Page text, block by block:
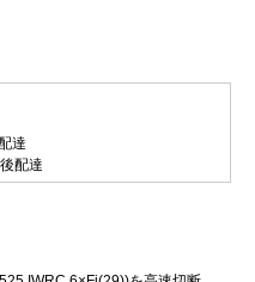
達
配達